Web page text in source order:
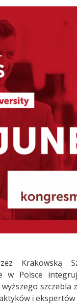
Krakowską
w Polsce
szczebla
i